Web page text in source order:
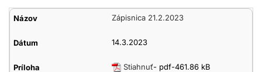
Zápisnice
Zápisnica 21.2.2023
14.3.2023
Stiahnuť- pdf-461.86 kB